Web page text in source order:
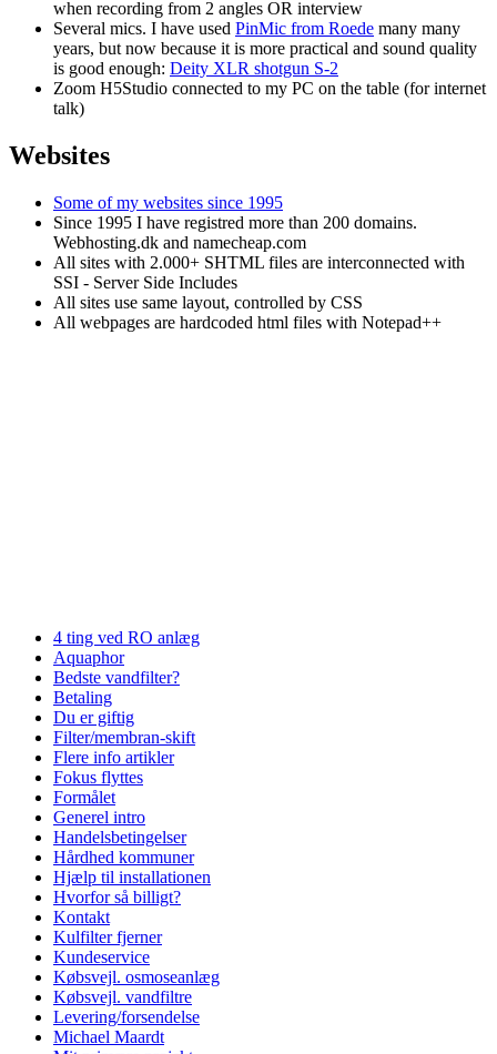
when recording from 2 angles OR interview
Several mics. I have used PinMic from Roede many many
years, but now because it is more practical and sound quality
is good enough: Deity XLR shotgun S-2
Zoom H5Studio connected to my PC on the table (for internet
talk)
Websites
Some of my websites since 1995
Since 1995 I have registred more than 200 domains.
Webhosting.dk and namecheap.com
All sites with 2.000+ SHTML files are interconnected with
SSI - Server Side Includes
All sites use same layout, controlled by CSS
All webpages are hardcoded html files with Notepad++
4 ting ved RO anlæg
Aquaphor
Bedste vandfilter?
Betaling
Du er giftig
Filter/membran-skift
Flere info artikler
Fokus flyttes
Formålet
Generel intro
Handelsbetingelser
Hårdhed kommuner
Hjælp til installationen
Hvorfor så billigt?
Kontakt
Kulfilter fjerner
Kundeservice
Købsvejl. osmoseanlæg
Købsvejl. vandfiltre
Levering/forsendelse
Michael Maardt